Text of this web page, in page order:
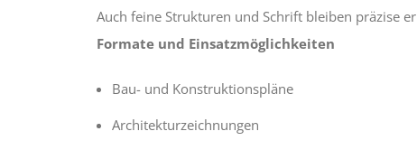
Auch feine Strukturen und Schrift bleiben präzise
Formate und Einsatzmöglichkeiten
Bau- und Konstruktionspläne
Architekturzeichnungen